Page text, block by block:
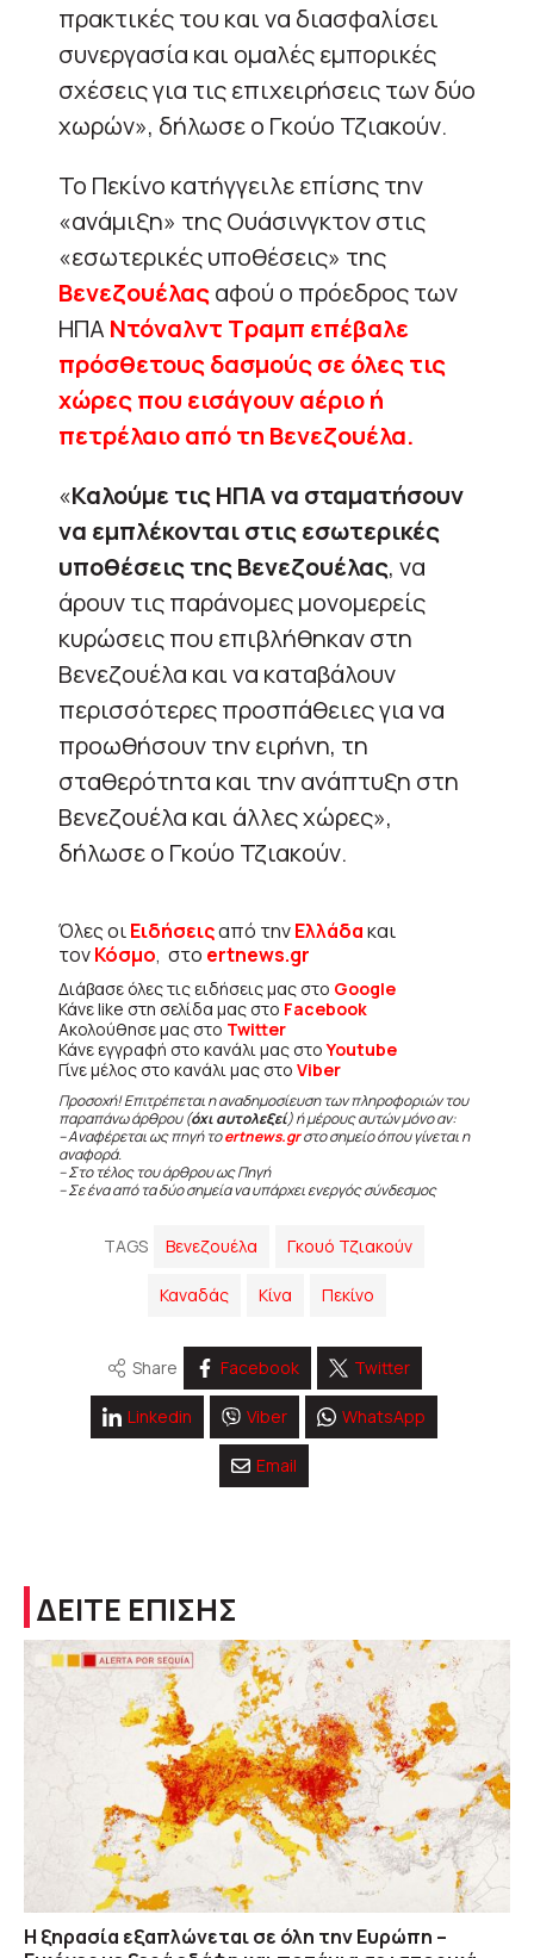
πρακτικές του και να διασφαλίσει
συνεργασία και ομαλές εμπορικές
σχέσεις για τις επιχειρήσεις των δύο
χωρών», δήλωσε ο Γκούο Τζιακούν.
Το Πεκίνο κατήγγειλε επίσης την
«ανάμιξη» της Ουάσινγκτον στις
«εσωτερικές υποθέσεις» της
Βενεζουέλαςαφού ο πρόεδρος των
ΗΠΑ Ντόναλντ Τραμπ επέβαλε
πρόσθετους δασμούς σε όλες τις
χώρες που εισάγουν αέριο ή
πετρέλαιο από τη Βενεζουέλα.
«Καλούμε τις ΗΠΑ να σταματήσουν
να εμπλέκονται στις εσωτερικές
υποθέσεις της Βενεζουέλας, να
άρουν τις παράνομες μονομερείς
κυρώσεις που επιβλήθηκαν στη
Βενεζουέλα και να καταβάλουν
περισσότερες προσπάθειες για να
προωθήσουν την ειρήνη, τη
σταθερότητα και την ανάπτυξη στη
Βενεζουέλα και άλλες χώρες»,
δήλωσε ο Γκούο Τζιακούν.
Όλες οιΕιδήσειςαπό τηνΕλλάδακαι
τονΚόσμο, στο ertnews.gr
Διάβασε όλες τις ειδήσεις μας στο Google
Κάνε like στη σελίδα μας στο Facebook
Ακολούθησε μας στο Twitter
Κάνε εγγραφή στο κανάλι μας στοYoutube
Γίνε μέλος στο κανάλι μας στο Viber
Προσοχή! Επιτρέπεται η αναδημοσίευση των πληροφοριών του
παραπάνω άρθρου (όχι αυτολεξεί) ή μέρους αυτών μόνο αν:
– Αναφέρεται ως πηγή τοertnews.grστο σημείο όπου γίνεται η
αναφορά.
– Στο τέλος του άρθρου ως Πηγή
– Σε ένα από τα δύο σημεία να υπάρχει ενεργός σύνδεσμος
TAGS Βενεζουέλα Γκουό Τζιακούν
Καναδάς Κίνα Πεκίνο
Share Facebook Twitter
Linkedin Viber WhatsApp
Email
ΔΕΙΤΕ ΕΠΙΣΗΣ
Η ξηρασία εξαπλώνεται σε όλη την Ευρώπη –